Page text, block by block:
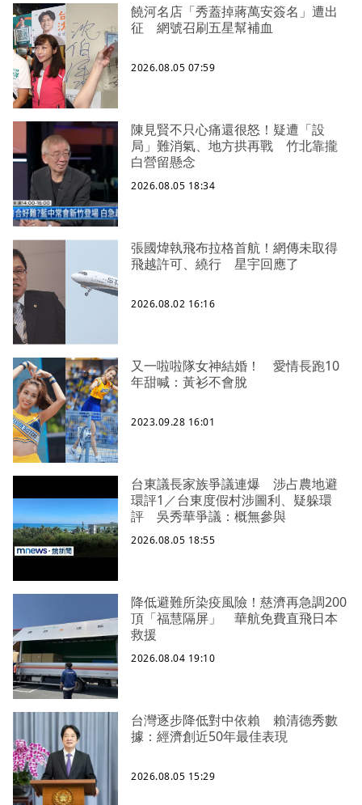
饒河名店「秀蓋掉蔣萬安簽名」遭出
征 網號召刷五星幫補血
2026.08.05 07:59
陳見賢不只心痛還很怒！疑遭「設
局」難消氣、地方拱再戰 竹北靠攏
白營留懸念
2026.08.05 18:34
張國煒執飛布拉格首航！網傳未取得
飛越許可、繞行 星宇回應了
2026.08.02 16:16
又一啦啦隊女神結婚！ 愛情長跑10
年甜喊：黃衫不會脫
2023.09.28 16:01
台東議長家族爭議連爆 涉占農地避
環評1／台東度假村涉圖利、疑躲環
評 吳秀華爭議：概無參與
2026.08.05 18:55
降低避難所染疫風險！慈濟再急調200
頂「福慧隔屏」 華航免費直飛日本
救援
2026.08.04 19:10
台灣逐步降低對中依賴 賴清德秀數
據：經濟創近50年最佳表現
2026.08.05 15:29